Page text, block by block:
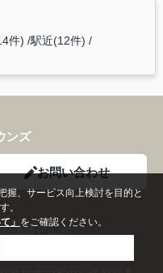
件) 駅近(12件)
ンズ
お問い合わせ
握、サービス向上検討を目的と
。
」 をご確認ください。